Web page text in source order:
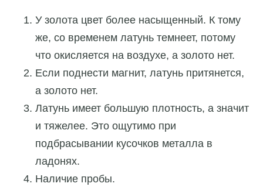
У золота цвет более насыщенный. К тому
же, со временем латунь темнеет, потому
что окисляется на воздухе, а золото нет.
Если поднести магнит, латунь притянется,
а золото нет.
Латунь имеет большую плотность, а значит
и тяжелее. Это ощутимо при
подбрасывании кусочков металла в
ладонях.
Наличие пробы.